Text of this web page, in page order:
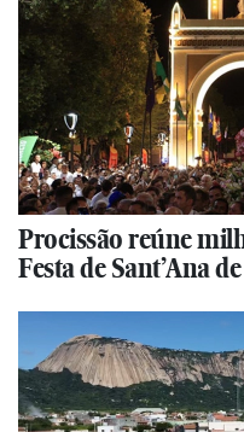
Procissão reúne
Festa de Sant’Ana